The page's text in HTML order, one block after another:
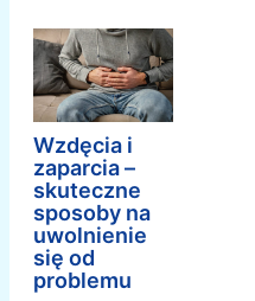
Wzdęcia i
zaparcia –
skuteczne
sposoby na
uwolnienie
się od
problemu